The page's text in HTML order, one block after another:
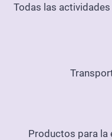
Todas las
Productos para la